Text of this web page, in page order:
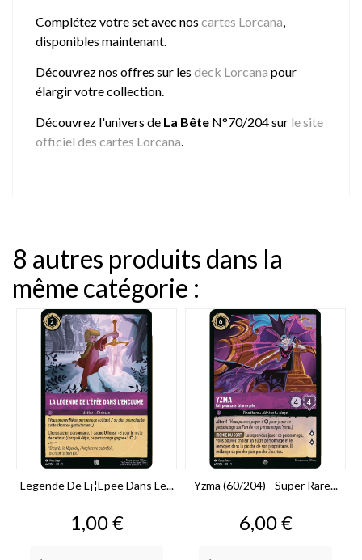
Complétez votre set avec nos cartes Lorcana,
disponibles maintenant.
Découvrez nos offres sur les deck Lorcana pour
élargir votre collection.
Découvrez l'univers de La Bête N°70/204 sur le site
officiel des cartes Lorcana.
8 autres produits dans la
même catégorie :
Legende De L¡¦epee Dans Le...
Prix
1,00 €
Yzma (60/204) - Super Rare...
Prix
6,00 €